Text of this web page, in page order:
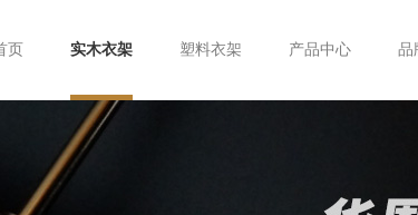
页 实木衣架 塑料衣架 产品中心 品